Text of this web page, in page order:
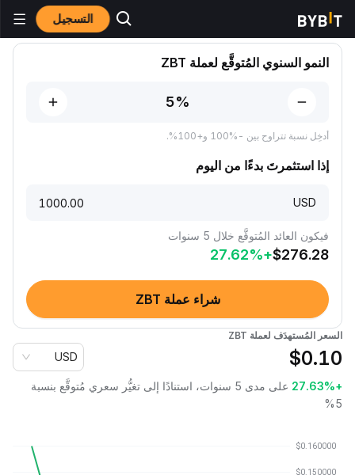
التسجيل توقُّعات الأسعار
النمو السنوي المُتوقَّع لعملة ZBT
أدخِل نسبة تتراوح بين -‎100% و+100%‎.
إذا استثمرتَ بدءًا من اليوم
USD
فيكون العائد المُتوقَّع خلال 5 سنوات
$276.28
+
27.62%
شراء عملة ZBT
السعر المُستهدَف لعملة ZBT
$0.10
USD
+27.63%
على مدى 5 سنوات، استنادًا إلى تغيُّر سعري مُتوقَّع بنسبة
5%